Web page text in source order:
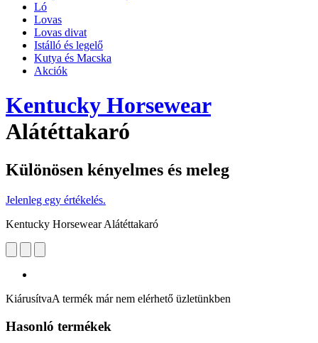
Ló
Lovas
Lovas divat
Istálló és legelő
Kutya és Macska
Akciók
Kentucky Horsewear
Alátéttakaró
Különösen kényelmes és meleg
Jelenleg egy értékelés.
Kentucky Horsewear Alátéttakaró
KiárusítvaA termék már nem elérhető üzletünkben
Hasonló termékek